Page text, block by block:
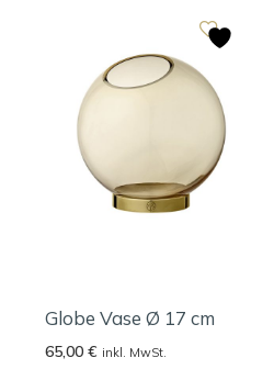
Globe Vase Ø 17 cm
65,00 € inkl. MwSt.